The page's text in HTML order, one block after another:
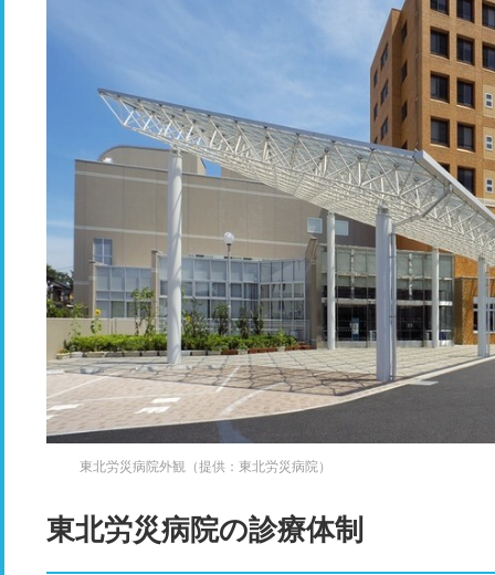
東北労災病院外観（提供：東北労災病院）
東北労災病院の診療体制